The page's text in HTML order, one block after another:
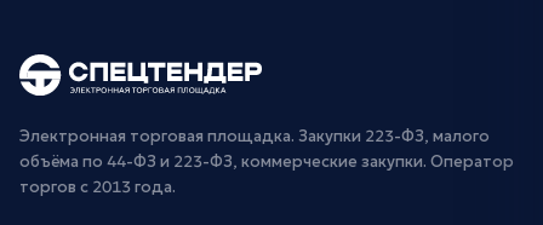
Электронная торговая площадка. Закупки 223-ФЗ, малого
объёма по 44-ФЗ и 223-ФЗ, коммерческие закупки. Оператор
торгов с 2013 года.